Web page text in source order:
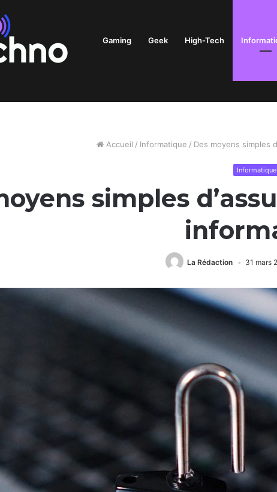
Gaming Geek High-Tech
Accueil / Informatique / Des moyens simples
Informatique
simples
La Rédaction 31 mars